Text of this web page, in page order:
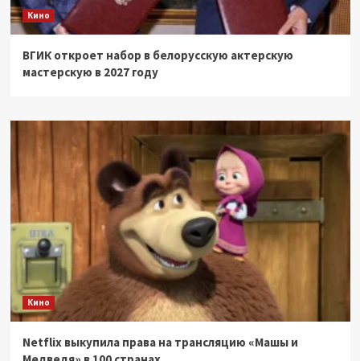
Кино
ВГИК откроет набор в белорусскую актерскую
мастерскую в 2027 году
Кино
Netflix выкупила права на трансляцию «Машы и